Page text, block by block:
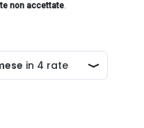
non accettate.